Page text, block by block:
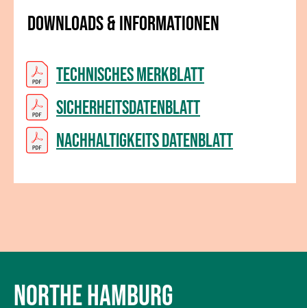
Downloads & Informationen
Technisches Merkblatt
Sicherheitsdatenblatt
Nachhaltigkeits Datenblatt
NORTHE HAMBURG